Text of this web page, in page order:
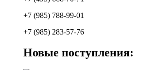
+7 (985) 788-99-01
+7 (985) 283-57-76
Новые поступления: